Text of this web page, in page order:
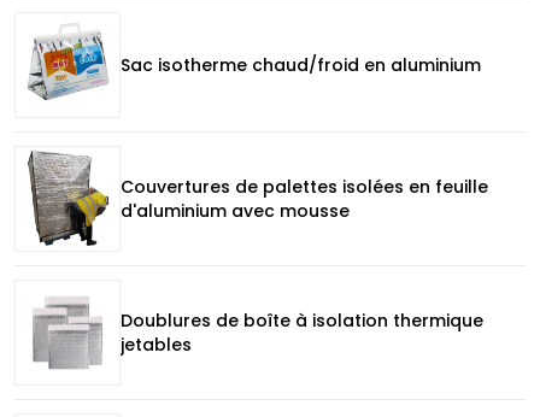
Sac isotherme chaud/froid en aluminium
Couvertures de palettes isolées en feuille
d'aluminium avec mousse
Doublures de boîte à isolation thermique
jetables